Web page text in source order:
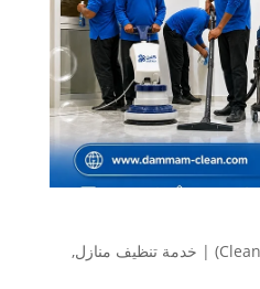
| خدمة تنظيف منازل,